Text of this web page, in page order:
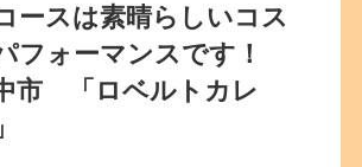
ースは素晴らしいコス
フォーマンスです！
市 「ロベルトカレ